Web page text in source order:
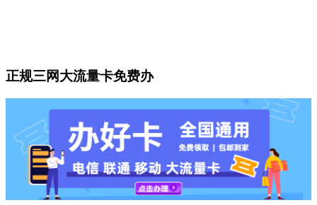
正规三网大流量卡免费办